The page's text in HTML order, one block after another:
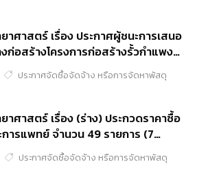
ศาสตร์ เรื่อง ประกาศผู้ชนะการเสนอ
ก่อสร้างโครงการก่อสร้างรั้วกำแพง
าสตร์ ด้วยวิธีประกวดราคา
ประกาศจัดซื้อจัดจ้าง หรือการจัดหาพัสดุ
ศาสตร์ เรื่อง (ร่าง) ประกวดราคาซื้อ
ารแพทย์ จำนวน 49 รายการ (7
ยวิธีประกวดราคาอิเล็กทรอนิกส์ (e-
ประกาศจัดซื้อจัดจ้าง หรือการจัดหาพัสดุ